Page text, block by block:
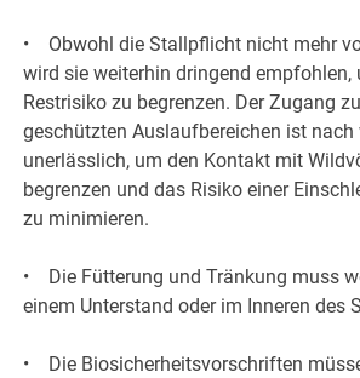
• Obwohl die Stallpflicht nicht mehr
wird sie weiterhin dringend empfohlen,
Restrisiko zu begrenzen. Der Zugang
geschützten Auslaufbereichen ist nach
unerlässlich, um den Kontakt mit
begrenzen und das Risiko einer
zu minimieren.
• Die Fütterung und Tränkung muss
einem Unterstand oder im Inneren des
• Die Biosicherheitsvorschriften